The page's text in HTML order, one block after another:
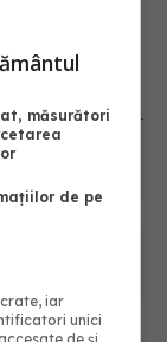
o ai. Care
măsurători
de pe
iar
unici